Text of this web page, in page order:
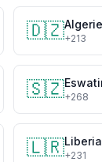
🇩🇿+213
🇸🇿+268
🇱🇷Liberia
+231